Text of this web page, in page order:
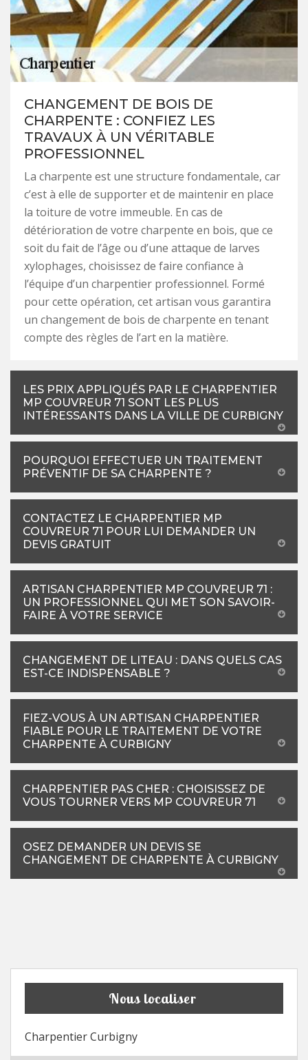
CHANGEMENT DE BOIS DE
CHARPENTE : CONFIEZ LES
TRAVAUX À UN VÉRITABLE
PROFESSIONNEL
La charpente est une structure fondamentale, car
c’est à elle de supporter et de maintenir en place
la toiture de votre immeuble. En cas de
détérioration de votre charpente en bois, que ce
soit du fait de l’âge ou d’une attaque de larves
xylophages, choisissez de faire confiance à
l’équipe d’un charpentier professionnel. Formé
pour cette opération, cet artisan vous garantira
un changement de bois de charpente en tenant
compte des règles de l’art en la matière.
LES PRIX APPLIQUÉS PAR LE CHARPENTIER
MP COUVREUR 71 SONT LES PLUS
INTÉRESSANTS DANS LA VILLE DE CURBIGNY
POURQUOI EFFECTUER UN TRAITEMENT
PRÉVENTIF DE SA CHARPENTE ?
CONTACTEZ LE CHARPENTIER MP
COUVREUR 71 POUR LUI DEMANDER UN
DEVIS GRATUIT
ARTISAN CHARPENTIER MP COUVREUR 71 :
UN PROFESSIONNEL QUI MET SON SAVOIR-
FAIRE À VOTRE SERVICE
CHANGEMENT DE LITEAU : DANS QUELS CAS
EST-CE INDISPENSABLE ?
FIEZ-VOUS À UN ARTISAN CHARPENTIER
FIABLE POUR LE TRAITEMENT DE VOTRE
CHARPENTE À CURBIGNY
CHARPENTIER PAS CHER : CHOISISSEZ DE
VOUS TOURNER VERS MP COUVREUR 71
OSEZ DEMANDER UN DEVIS SE
CHANGEMENT DE CHARPENTE À CURBIGNY
Nous localiser
Charpentier Curbigny